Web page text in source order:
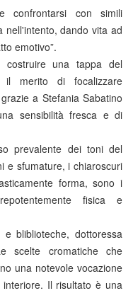
confrontarsi con simili
nell'intento, dando vita ad
emotivo”.
una tappa del
il merito di focalizzare
a Stefania Sabatino
sensibilità fresca e di
prevalente dei toni del
e sfumature, i chiaroscuri
forma, sono i
fisica e
bliblioteche, dottoressa
scelte cromatiche che
una notevole vocazione
Il risultato è una